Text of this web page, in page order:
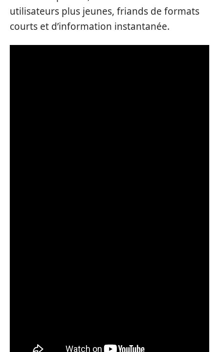
utilisateurs plus jeunes, friands de formats
courts et d’information instantanée.